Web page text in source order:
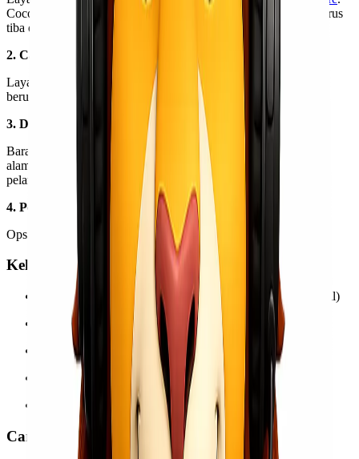
Cocok untuk kebutuhan mendesak atau barang penting yang harus
tiba dalam waktu singkat.
2. Cargo Laut & Darat
Layanan ekonomis dengan tarif lebih murah, ideal untuk barang
berukuran besar, alat proyek, atau heavy cargo.
3. Door to Door
Barang dijemput dari alamat pengirim dan diantar langsung ke
alamat tujuan. Layanan praktis ini menjadi favorit banyak
pelanggan.
4. Port to Port / Door to Port
Opsi fleksibel sesuai kebutuhan dan budget pelanggan.
Kelebihan Menggunakan Lionel Express
Packing tambahan tersedia (kayu, karung, bubble wrap, dll)
Tim bongkar-muat profesional
Tracking pengiriman mudah & informatif
Tidak ada minimal berat untuk kiriman tertentu
Cocok untuk kebutuhan personal maupun perusahaan
Cara Mengirim Barang dari Jayapura ke Nabire